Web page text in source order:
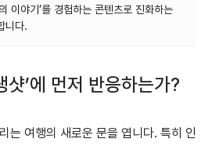
이야기’를 경험하는 콘텐츠로 진화하는
샷’에 먼저 반응하는가?
는 여행의 새로운 문을 엽니다. 특히 인